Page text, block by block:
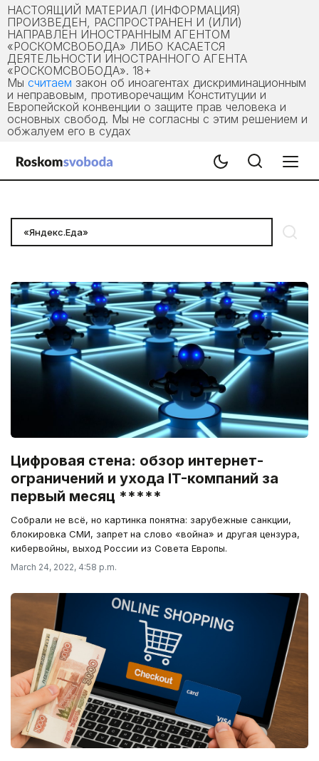
НАСТОЯЩИЙ МАТЕРИАЛ (ИНФОРМАЦИЯ)
ПРОИЗВЕДЕН, РАСПРОСТРАНЕН И (ИЛИ)
НАПРАВЛЕН ИНОСТРАННЫМ АГЕНТОМ
«РОСКОМСВОБОДА» ЛИБО КАСАЕТСЯ
ДЕЯТЕЛЬНОСТИ ИНОСТРАННОГО АГЕНТА
«РОСКОМСВОБОДА». 18+
Мы считаем закон об иноагентах дискриминационным
и неправовым, противоречащим Конституции и
Европейской конвенции о защите прав человека и
основных свобод. Мы не согласны с этим решением и
обжалуем его в судах
Цифровая стена: обзор интернет-
ограничений и ухода IT-компаний за
первый месяц *****
Собрали не всё, но картинка понятна: зарубежные санкции,
блокировка СМИ, запрет на слово «война» и другая цензура,
кибервойны, выход России из Совета Европы.
March 24, 2022, 4:58 p.m.